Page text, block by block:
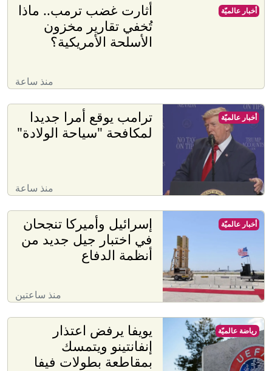
أثارت غضب ترمب.. ماذا
تُخفي تقارير مخزون
الأسلحة الأمريكية؟
منذ ساعة
أخبار عالميّة
ترامب يوقع أمرا جديدا
لمكافحة "سياحة الولادة"
منذ ساعة
أخبار عالميّة
إسرائيل وأميركا تنجحان
في اختبار جيل جديد من
أنظمة الدفاع
منذ ساعتين
أخبار عالميّة
يويفا يرفض اعتذار
إنفانتينو ويتمسك
بمقاطعة بطولات فيفا
رياضة عالميّة